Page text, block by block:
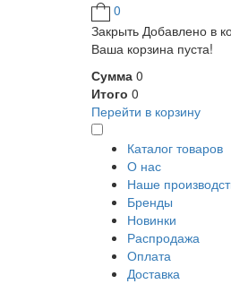
0
Закрыть Добавлено в
Ваша корзина пуста!
Сумма 0
Итого 0
Перейти в корзину
Каталог товаров
О нас
Наше
Бренды
Новинки
Распродажа
Оплата
Доставка